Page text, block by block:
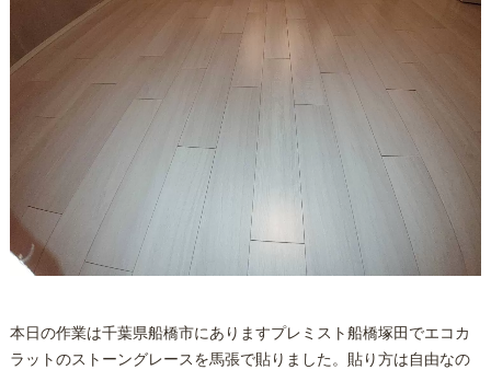
本日の作業は千葉県船橋市にありますプレミスト船橋塚田でエコカ
ラットのストーングレースを馬張で貼りました。貼り方は自由なの